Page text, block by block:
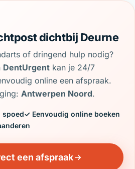
dichtbij Deurne
of dringend hulp nodig?
DentUrgent kan je 24/7
online een afspraak.
Antwerpen Noord.
spoed✓ Eenvoudig online boeken
een afspraak